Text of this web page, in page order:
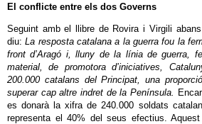
El conflicte entre els dos Governs
Seguint amb el llibre de Rovira i Virgili
diu:La resposta catalana a la guerra fou la
front d’Aragó i, lluny de la línia de guerra,
material, de promotora d’iniciatives,
200.000 catalans del Principat, una
superar cap altre indret de la Península.
es donarà la xifra de 240.000 soldats
representa el 40% del seus efectius.